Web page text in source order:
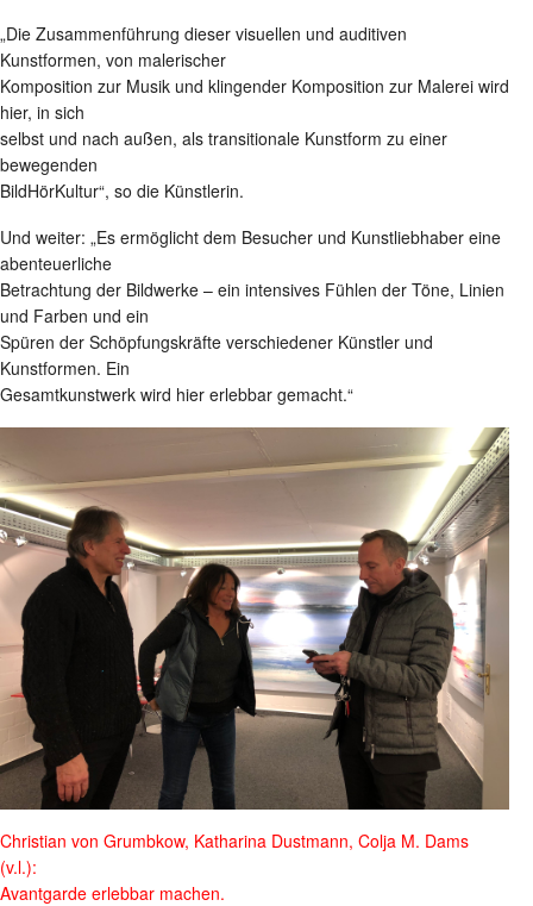
„Die Zusammenführung dieser visuellen und auditiven
Kunstformen, von malerischer
Komposition zur Musik und klingender Komposition zur Malerei wird
hier, in sich
selbst und nach außen, als transitionale Kunstform zu einer
bewegenden
BildHörKultur“, so die Künstlerin.
Und weiter: „Es ermöglicht dem Besucher und Kunstliebhaber eine
abenteuerliche
Betrachtung der Bildwerke – ein intensives Fühlen der Töne, Linien
und Farben und ein
Spüren der Schöpfungskräfte verschiedener Künstler und
Kunstformen. Ein
Gesamtkunstwerk wird hier erlebbar gemacht.“
Christian von Grumbkow, Katharina Dustmann, Colja M. Dams
(v.l.):
Avantgarde erlebbar machen.